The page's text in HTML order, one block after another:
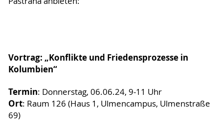
Vortrag: „Konflikte und Friedensprozesse in
Kolumbien“
Termin: Donnerstag, 06.06.24, 9-11 Uhr
Ort: Raum 126 (Haus 1, Ulmencampus, Ulmenstraße
69)